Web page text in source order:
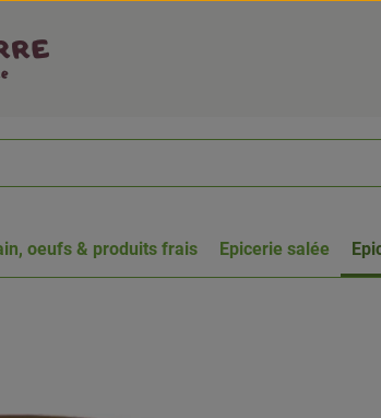
oeufs & produits frais Epicerie salée